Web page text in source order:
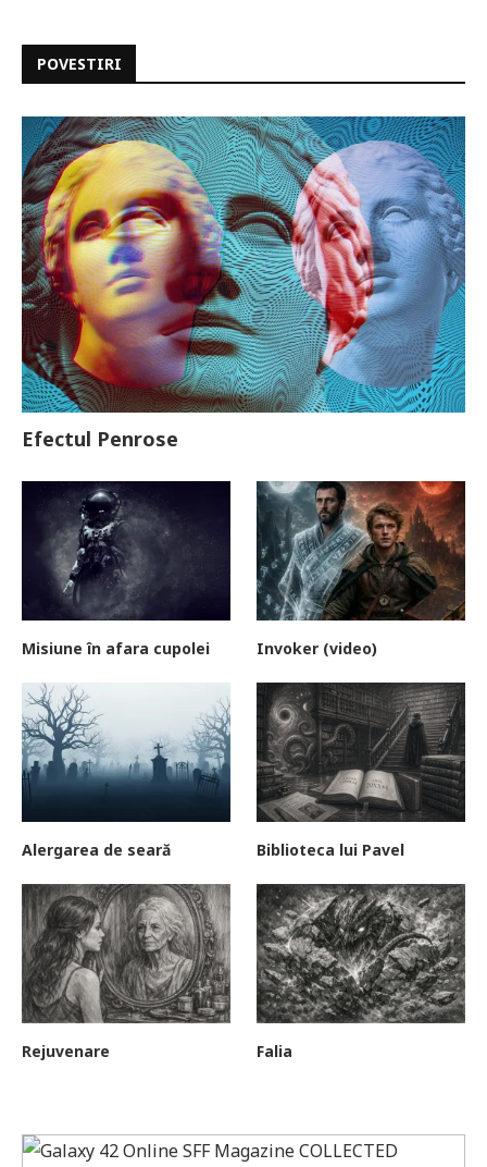
POVESTIRI
Efectul Penrose
Misiune în afara cupolei Invoker (video)
Alergarea de seară Biblioteca lui Pavel
Rejuvenare Falia